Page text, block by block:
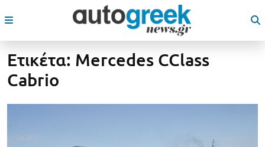
Ετικέτα: Mercedes CClass
Cabrio